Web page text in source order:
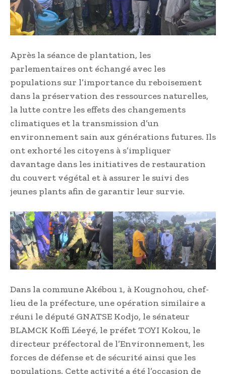
Après la séance de plantation, les
parlementaires ont échangé avec les
populations sur l’importance du reboisement
dans la préservation des ressources naturelles,
la lutte contre les effets des changements
climatiques et la transmission d’un
environnement sain aux générations futures. Ils
ont exhorté les citoyens à s’impliquer
davantage dans les initiatives de restauration
du couvert végétal et à assurer le suivi des
jeunes plants afin de garantir leur survie.
Dans la commune Akébou 1, à Kougnohou, chef-
lieu de la préfecture, une opération similaire a
réuni le député GNATSE Kodjo, le sénateur
BLAMCK Koffi Léeyé, le préfet TOYI Kokou, le
directeur préfectoral de l’Environnement, les
forces de défense et de sécurité ainsi que les
populations. Cette activité a été l’occasion de